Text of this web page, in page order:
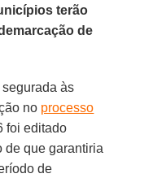
terão
de
segurada às
no processo
foi editado
de que garantiria
de